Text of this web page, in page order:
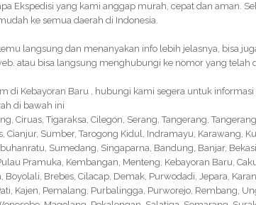
Ekspedisi yang kami anggap murah, cepat dan aman.
ke semua daerah di Indonesia.
langsung dan menanyakan info lebih jelasnya, bisa
atau bisa langsung menghubungi ke nomor yang telah
di Kebayoran Baru , hubungi kami segera untuk
di bawah ini
Ciruas, Tigaraksa, Cilegon, Serang, Tangerang,
Cianjur, Sumber, Tarogong Kidul, Indramayu, Karawang,
Sumedang, Singaparna, Bandung, Banjar,
Pramuka, Kembangan, Menteng, Kebayoran Baru,
Boyolali, Brebes, Cilacap, Demak, Purwodadi, Jepara,
Kajen, Pemalang, Purbalingga, Purworejo, Rembang,